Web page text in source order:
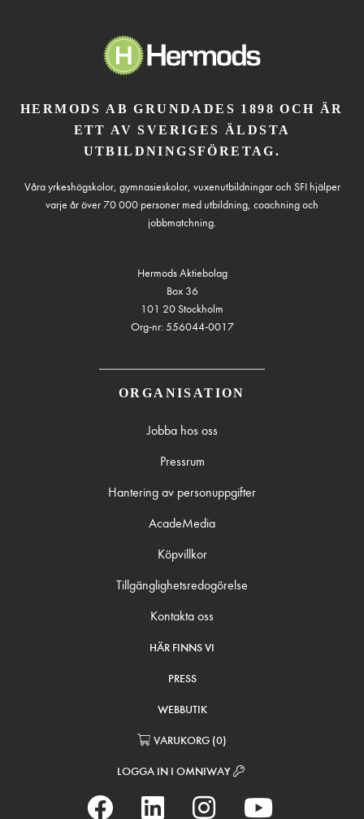
HERMODS AB GRUNDADES 1898 OCH ÄR
ETT AV SVERIGES ÄLDSTA
UTBILDNINGSFÖRETAG.
Våra yrkeshögskolor, gymnasieskolor, vuxenutbildningar och SFI hjälper
varje år över 70 000 personer med utbildning, coachning och
jobbmatchning.
Hermods Aktiebolag
Box 36
101 20 Stockholm
Org-nr: 556044-0017
ORGANISATION
Jobba hos oss
Pressrum
Hantering av personuppgifter
AcadeMedia
Köpvillkor
Tillgänglighetsredogörelse
Kontakta oss
HÄR FINNS VI
PRESS
WEBBUTIK
VARUKORG (0)
LOGGA IN I OMNIWAY